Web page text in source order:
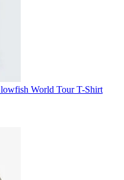
World Tour T-Shirt